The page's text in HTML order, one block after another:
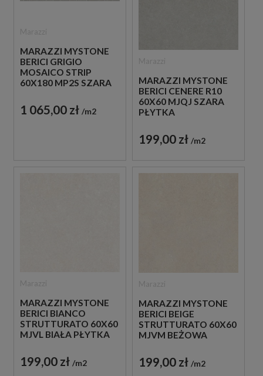
MARAZZI MYSTONE
BERICI GRIGIO
MOSAICO STRIP
60X180 MP2S SZARA
DEKORACYJNA
1 065,00 zł m2
MARAZZI MYSTONE
BERICI CENERE R10
60X60 MJQJ SZARA
PŁYTKA
IMITUJĄCA KAMIEŃ
199,00 zł m2
MARAZZI MYSTONE
BERICI BIANCO
STRUTTURATO 60X60
MJVL BIAŁA PŁYTKA
IMITUJĄCA KAMIEŃ
199,00 zł m2
MARAZZI MYSTONE
BERICI BEIGE
STRUTTURATO 60X60
MJVM BEŻOWA
STRUKTURALNA
IMITUJĄCA KAMIEŃ
199,00 zł m2